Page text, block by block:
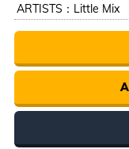
ARTISTS： Little Mix